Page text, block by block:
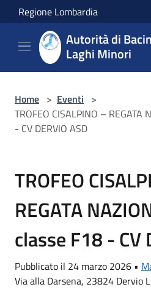
Salta al contenuto principale
Regione Lombardia
Autorità di
Laghi Minori
Home > Eventi >
TROFEO CISALPINO – REGATA
- CV DERVIO ASD
TROFEO
REGATA
classe F18 - CV
Pubblicato il 24 marzo 2026 •
Via alla Darsena, 23824 Dervio